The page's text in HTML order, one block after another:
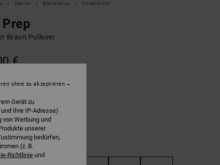
Herren Bekleidung Sweatshirts
Braun Pullover
€
Gerät zu
Ihre IP-Adresse)
Werbung und
unserer
bedürfen,
(z. B.
Richtlinie und
ohne zu akzeptieren